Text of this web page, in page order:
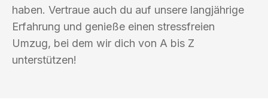
haben. Vertraue auch du auf unsere langjährige
Erfahrung und genieße einen stressfreien
Umzug, bei dem wir dich von A bis Z
unterstützen!